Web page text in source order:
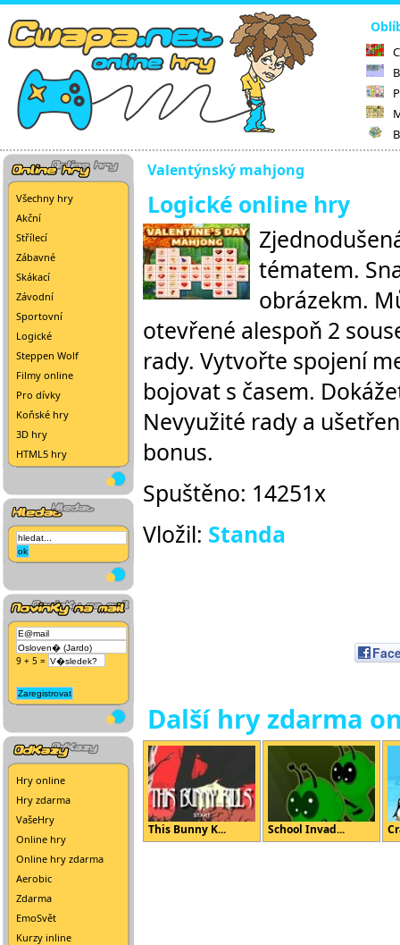
Všechny hry
Akční
Střílecí
Zábavné
Skákací
Závodní
Sportovní
Logické
Steppen Wolf
Filmy online
Pro dívky
Koňské hry
3D hry
HTML5 hry
9 + 5 =
Hry online
Hry zdarma
VašeHry
Online hry
Online hry zdarma
Aerobic
Zdarma
EmoSvět
Kurzy inline
Valentýnský mahjong
Logické online hry
tématem.
obrázekm.
otevřené alespoň 2
rady. Vytvořte spojení
bojovat s časem.
Nevyužité rady a
bonus.
Spuštěno: 14251x
Vložil: Standa
Další hry zdarma
This Bunny K... School Invad...